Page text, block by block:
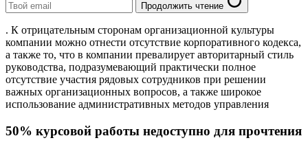
Продолжить чтение
. К отрицательным сторонам организационной культуры
компании можно отнести отсутствие корпоративного кодекса,
а также то, что в компании превалирует авторитарный стиль
руководства, подразумевающий практически полное
отсутствие участия рядовых сотрудников при решении
важных организационных вопросов, а также широкое
использование административных методов управления
50% курсовой работы недоступно для прочтения